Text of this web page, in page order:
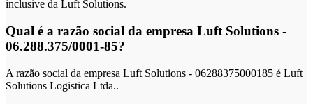
inclusive da Luft Solutions.
Qual é a razão social da empresa Luft Solutions -
06.288.375/0001-85?
A razão social da empresa Luft Solutions - 06288375000185 é Luft
Solutions Logistica Ltda..